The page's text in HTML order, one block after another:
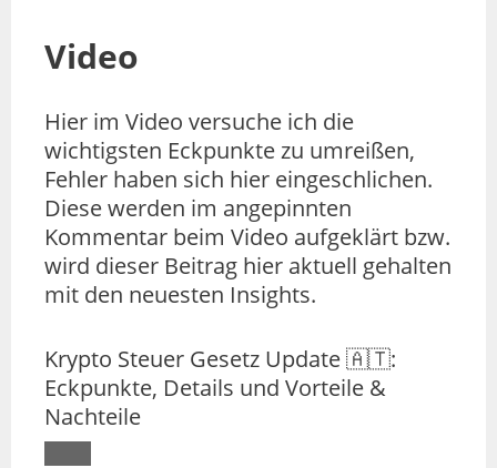
Video
Hier im Video versuche ich die
wichtigsten Eckpunkte zu umreißen,
Fehler haben sich hier eingeschlichen.
Diese werden im angepinnten
Kommentar beim Video aufgeklärt bzw.
wird dieser Beitrag hier aktuell gehalten
mit den neuesten Insights.
Krypto Steuer Gesetz Update 🇦🇹:
Eckpunkte, Details und Vorteile &
Nachteile